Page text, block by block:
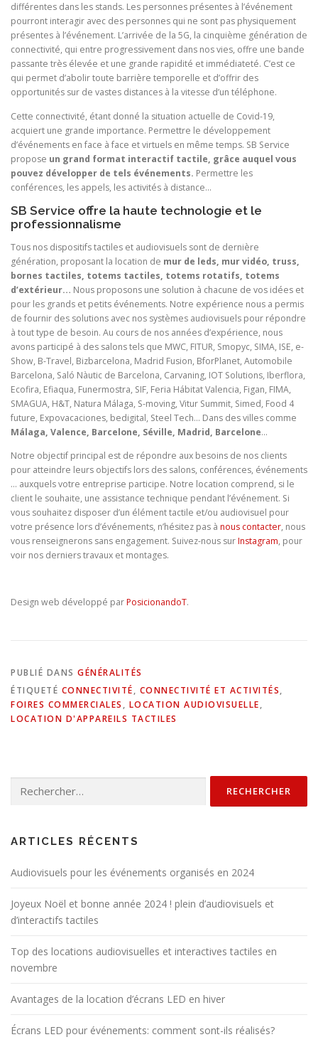
différentes dans les stands. Les personnes présentes à l’événement
pourront interagir avec des personnes qui ne sont pas physiquement
présentes à l’événement. L’arrivée de la 5G, la cinquième génération de
connectivité, qui entre progressivement dans nos vies, offre une bande
passante très élevée et une grande rapidité et immédiateté. C’est ce
qui permet d’abolir toute barrière temporelle et d’offrir des
opportunités sur de vastes distances à la vitesse d’un téléphone.
Cette connectivité, étant donné la situation actuelle de Covid-19,
acquiert une grande importance. Permettre le développement
d’événements en face à face et virtuels en même temps. SB Service
propose un grand format interactif tactile, grâce auquel vous
pouvez développer de tels événements. Permettre les
conférences, les appels, les activités à distance…
SB Service offre la haute technologie et le
professionnalisme
Tous nos dispositifs tactiles et audiovisuels sont de dernière
génération, proposant la location de mur de leds, mur vidéo, truss,
bornes tactiles, totems tactiles, totems rotatifs, totems
d’extérieur… Nous proposons une solution à chacune de vos idées et
pour les grands et petits événements. Notre expérience nous a permis
de fournir des solutions avec nos systèmes audiovisuels pour répondre
à tout type de besoin. Au cours de nos années d’expérience, nous
avons participé à des salons tels que MWC, FITUR, Smopyc, SIMA, ISE, e-
Show, B-Travel, Bizbarcelona, Madrid Fusion, BforPlanet, Automobile
Barcelona, Saló Nàutic de Barcelona, Carvaning, IOT Solutions, Iberflora,
Ecofira, Efiaqua, Funermostra, SIF, Feria Hábitat Valencia, Figan, FIMA,
SMAGUA, H&T, Natura Málaga, S-moving, Vitur Summit, Simed, Food 4
future, Expovacaciones, bedigital, Steel Tech… Dans des villes comme
Málaga, Valence, Barcelone, Séville, Madrid, Barcelone…
Notre objectif principal est de répondre aux besoins de nos clients
pour atteindre leurs objectifs lors des salons, conférences, événements
… auxquels votre entreprise participe. Notre location comprend, si le
client le souhaite, une assistance technique pendant l’événement. Si
vous souhaitez disposer d’un élément tactile et/ou audiovisuel pour
votre présence lors d’événements, n’hésitez pas à nous contacter, nous
vous renseignerons sans engagement. Suivez-nous surInstagram, pour
voir nos derniers travaux et montages.
Design web développé parPosicionandoT.
PUBLIÉ DANS GÉNÉRALITÉS
ÉTIQUETÉ CONNECTIVITÉ, CONNECTIVITÉ ET ACTIVITÉS,
FOIRES COMMERCIALES , LOCATION AUDIOVISUELLE,
LOCATION D'APPAREILS TACTILES
ARTICLES RÉCENTS
Audiovisuels pour les événements organisés en 2024
Joyeux Noël et bonne année 2024 ! plein d’audiovisuels et
d’interactifs tactiles
Top des locations audiovisuelles et interactives tactiles en
novembre
Avantages de la location d’écrans LED en hiver
Écrans LED pour événements: comment sont-ils réalisés?